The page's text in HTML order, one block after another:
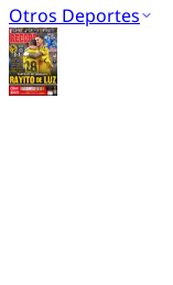
Otros Deportes